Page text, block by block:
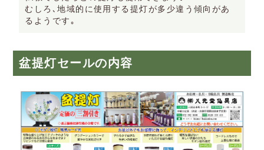
むしろ､地域的に使用する提灯が多少違う傾向があ
るようです｡
盆提灯セールの内容